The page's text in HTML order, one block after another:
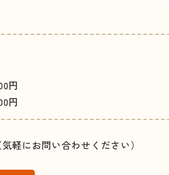
円
軽にお問い合わせください）